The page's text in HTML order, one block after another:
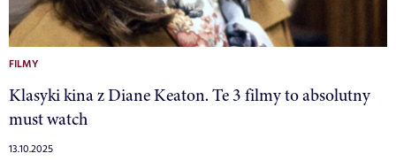
FILMY
Klasyki kina z Diane Keaton. Te 3 filmy to absolutny
must watch
13.10.2025